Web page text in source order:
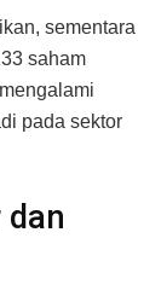
sementara
saham
pada sektor